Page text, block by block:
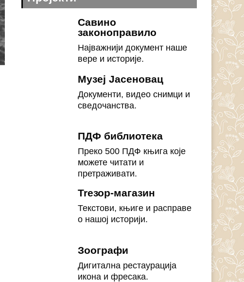
Савино
законоправило
Најважнији документ наше
вере и историје.
Музеј Јасеновац
Документи, видео снимци и
сведочанства.
ПДФ библиотека
Преко 500 ПДФ књига које
можете читати и
претраживати.
Treзор-магазин
Текстови, књиге и расправе
о нашој историји.
Зоографи
Дигитална рестаурација
икона и фресака.